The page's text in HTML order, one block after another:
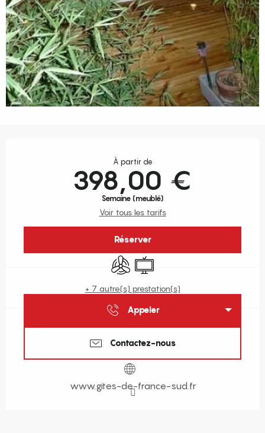
À partir de
398,00 €
Semaine (meublé)
Voir tous les tarifs
Réserver
Air conditionné
Télévision
+ 7 autre(s) prestation(s)
Appeler
Contactez-nous
www.gites-de-france-sud.fr